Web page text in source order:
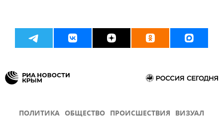
ПОЛИТИКА ОБЩЕСТВО ПРОИСШЕСТВИЯ ВИЗУАЛ